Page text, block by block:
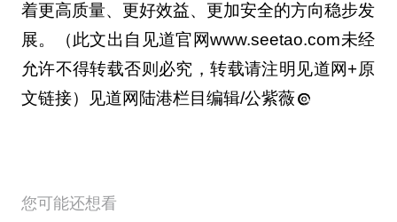
着更高质量、更好效益、更加安全的方向稳步发
展。（此文出自见道官网www.seetao.com未经
允许不得转载否则必究，转载请注明见道网+原
文链接）见道网陆港栏目编辑/公紫薇
您可能还想看